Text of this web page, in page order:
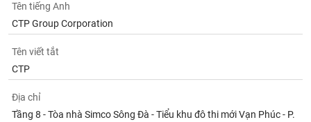
Tên tiếng Anh
CTP Group Corporation
Tên viết tắt
CTP
Địa chỉ
Tầng 8 - Tòa nhà Simco Sông Đà - Tiểu khu đô thi mới Vạn Phúc - P.